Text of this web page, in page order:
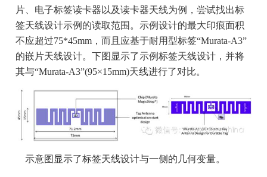
片、电子标签读卡器以及读卡器天线为例，尝试找出标
签天线设计示例的读取范围。示例设计的最大印痕面积
不应超过75*45mm，而且应基于耐用型标签“Murata-A3”
的嵌片天线设计。下图显示了示例标签天线设计，并将
其与“Murata-A3”(95×15mm)天线进行了对比。
示意图显示了标签天线设计与一侧的几何变量。